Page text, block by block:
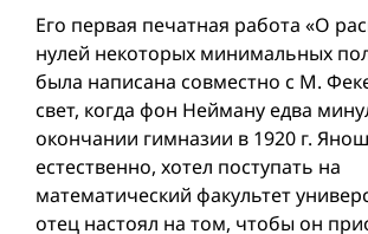
Его первая печатная работа «О
нулей некоторых минимальных
была написана совместно с М.
свет, когда фон Нейману едва
окончании гимназии в 1920 г.
естественно, хотел поступать на
математический факультет
отец настоял на том, чтобы он